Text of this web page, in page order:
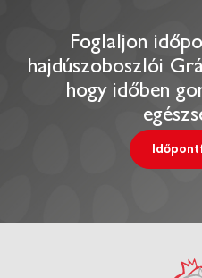
Foglaljon
hajdúszoboszlói
hogy időben